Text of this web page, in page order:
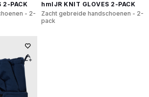
2-PACK
- 2-
hmlJR KNIT GLOVES 2-PACK
Zacht gebreide handschoenen - 2-
pack